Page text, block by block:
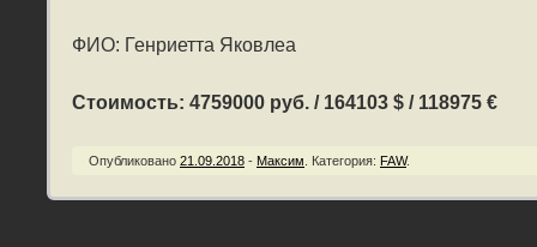
ФИО: Генриетта Яковлеа
Стоимость: 4759000 руб. / 164103 $ / 118975 €
Опубликовано 21.09.2018 - Максим Категория: FAW.